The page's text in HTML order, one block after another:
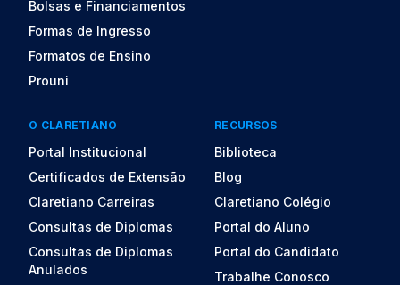
Bolsas e Financiamentos
Formas de Ingresso
Formatos de Ensino
Prouni
O CLARETIANO
Portal Institucional
Certificados de Extensão
Claretiano Carreiras
Consultas de Diplomas
Consultas de Diplomas
Anulados
RECURSOS
Biblioteca
Blog
Claretiano Colégio
Portal do Aluno
Portal do Candidato
Trabalhe Conosco